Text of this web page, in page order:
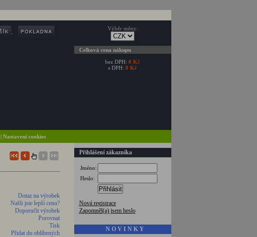
Výběr měny:
Celková cena nákupu
bez DPH: 0 Kč
s DPH: 0 Kč
| Nastavení cookies
Dotaz na výrobek
Našli jste lepší cenu?
Doporučit výrobek
Porovnat
Tisk
Přidat do oblíbených
Přihlášení zákazníka
Jméno:
Heslo:
Přihlásit
Nová registrace
Zapomněl(a) jsem heslo
N O V I N K Y